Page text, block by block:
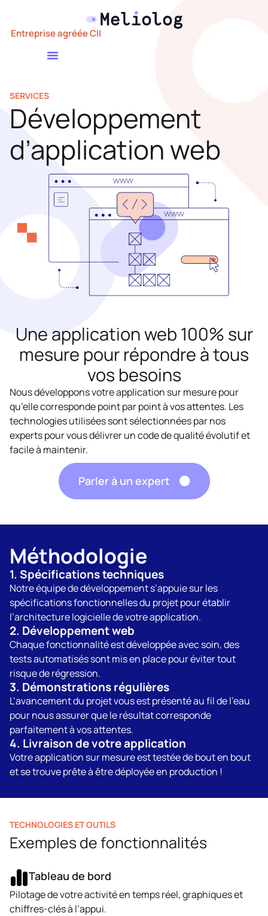
Entreprise agréée CII
SERVICES
Développement
d’application web
Une application web 100% sur
mesure pour répondre à tous
vos besoins
Nous développons votre application sur mesure pour
qu’elle corresponde point par point à vos attentes. Les
technologies utilisées sont sélectionnées par nos
experts pour vous délivrer un code de qualité évolutif et
facile à maintenir.
Parler à un expert
Méthodologie
1. Spécifications techniques
Notre équipe de développement s’appuie sur les
spécifications fonctionnelles du projet pour établir
l’architecture logicielle de votre application.
2. Développement web
Chaque fonctionnalité est développée avec soin, des
tests automatisés sont mis en place pour éviter tout
risque de régression.
3. Démonstrations régulières
L’avancement du projet vous est présenté au fil de l’eau
pour nous assurer que le résultat corresponde
parfaitement à vos attentes.
4. Livraison de votre application
Votre application sur mesure est testée de bout en bout
et se trouve prête à être déployée en production !
TECHNOLOGIES ET OUTILS
Exemples de fonctionnalités
Tableau de bord
Pilotage de votre activité en temps réel, graphiques et
chiffres-clés à l’appui.